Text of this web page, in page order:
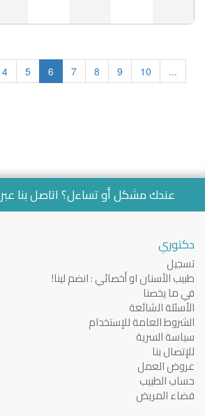
4 5 6 7 8 9 10
...
عندك مشكل أو تساءل؟ اتاصل بنا عبر
دكتوري
تسجيل
طبيب الأسنان او أخصائي : انضم لينا!
في ما يخصنا
الأسئلة الشائعة
الشروط العامة للإستخدام
سياسة السرية
للإتصال بنا
عروض العمل
حساب الطبيب
فضاء المريض